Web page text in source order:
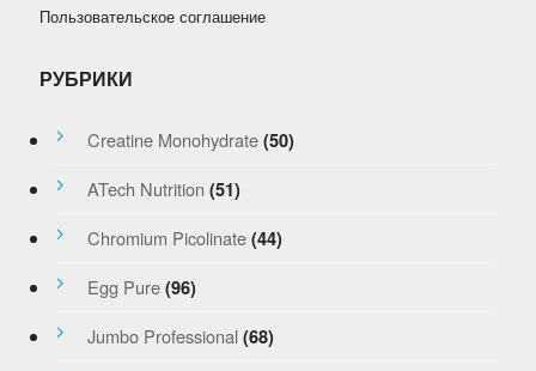
Пользовательское соглашение
РУБРИКИ
Creatine Monohydrate (50)
ATech Nutrition (51)
Chromium Picolinate (44)
Egg Pure (96)
Jumbo Professional (68)